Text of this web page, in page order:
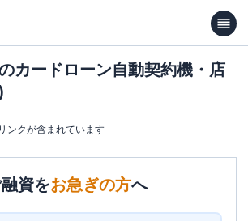
カードローン自動契約機・店
ンクが含まれています
資をお急ぎの方へ